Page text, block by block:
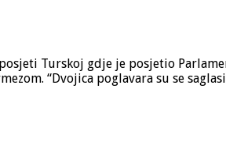
Turskoj gdje je posjetio
“Dvojica poglavara su se